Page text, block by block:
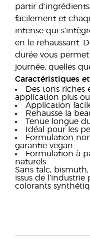
partir
facilement et
intense qui
en le rehaussant.
durée vous
journée, quelles
Caractéristiques
Des tons riches
application plus
Application
Rehausse la
Tenue longue
Idéal pour les
Formulation
garantie vegan
Formulation à
naturels
Sans talc,
issus de
colorants